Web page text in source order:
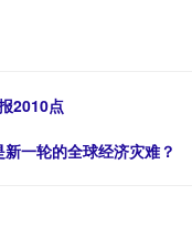
2010点
一轮的全球经济灾难？